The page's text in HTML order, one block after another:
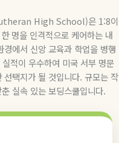
High School)은 1:8이
명을 인격적으로 케어하는 내
경에서 신앙 교육과 학업을 병행
적이 우수하여 미국 서부 명문
선택지가 될 것입니다. 규모는 작
실속 있는 보딩스쿨입니다.